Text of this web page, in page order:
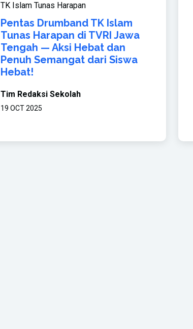
TK Islam Tunas Harapan
Pentas Drumband TK Islam
Tunas Harapan di TVRI Jawa
Tengah — Aksi Hebat dan
Penuh Semangat dari Siswa
Hebat!
Tim Redaksi Sekolah
19 OCT 2025